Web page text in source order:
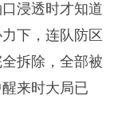
浸透时才知道
下，连队防区
拆除，全部被
来时大局已